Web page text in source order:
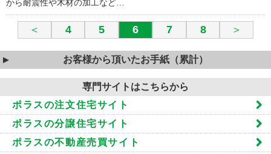
から耐震性や木材の加工など…
＜ 4 5 6 7 8 ＞
お客様から頂いたお手紙（累計）
専門サイトはこちらから
ポラスの注文住宅サイト
ポラスの分譲住宅サイト
ポラスの不動産売買サイト